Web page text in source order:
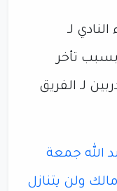
لـ
قضية بسبب تأخر
لـ الفريق
الله جمعة
ولن يتنازل